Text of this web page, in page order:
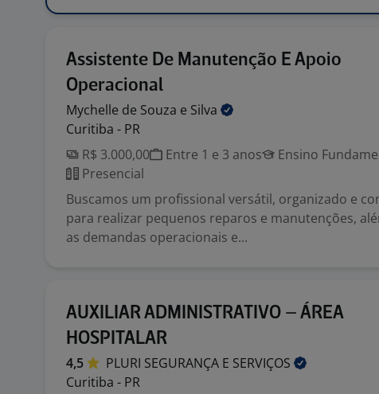
Assistente De Manutenção E Apoio
Operacional
Mychelle de Souza e Silva
Curitiba - PR
R$ 3.000,00
Entre 1 e 3 anos
Ensino
Presencial
Buscamos um profissional versátil, organizado e
para realizar pequenos reparos e manutenções,
as demandas operacionais e...
AUXILIAR ADMINISTRATIVO – ÁREA
HOSPITALAR
4,5 PLURI SEGURANÇA E SERVIÇOS
Curitiba - PR